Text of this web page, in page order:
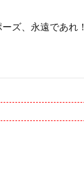
ズ、永遠であれ！